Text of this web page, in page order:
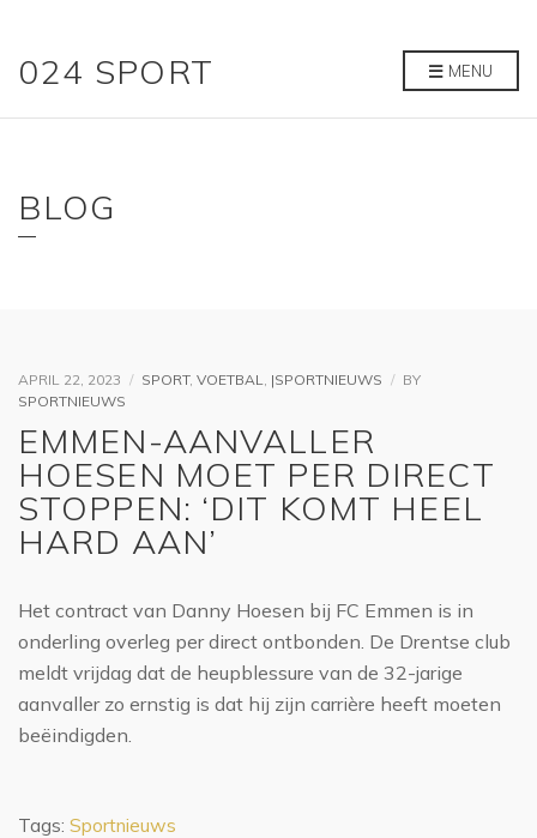
024 SPORT MENU
BLOG
APRIL 22, 2023 SPORT, VOETBAL, |SPORTNIEUWS
BY
SPORTNIEUWS
EMMEN-AANVALLER
HOESEN MOET PER DIRECT
STOPPEN: ‘DIT KOMT HEEL
HARD AAN’
Het contract van Danny Hoesen bij FC Emmen is in
onderling overleg per direct ontbonden. De Drentse club
meldt vrijdag dat de heupblessure van de 32-jarige
aanvaller zo ernstig is dat hij zijn carrière heeft moeten
beëindigden.
Tags: Sportnieuws